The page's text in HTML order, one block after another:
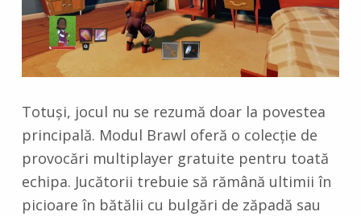
Totuși, jocul nu se rezumă doar la povestea
principală. Modul Brawl oferă o colecție de
provocări multiplayer gratuite pentru toată
echipa. Jucătorii trebuie să rămână ultimii în
picioare în bătălii cu bulgări de zăpadă sau